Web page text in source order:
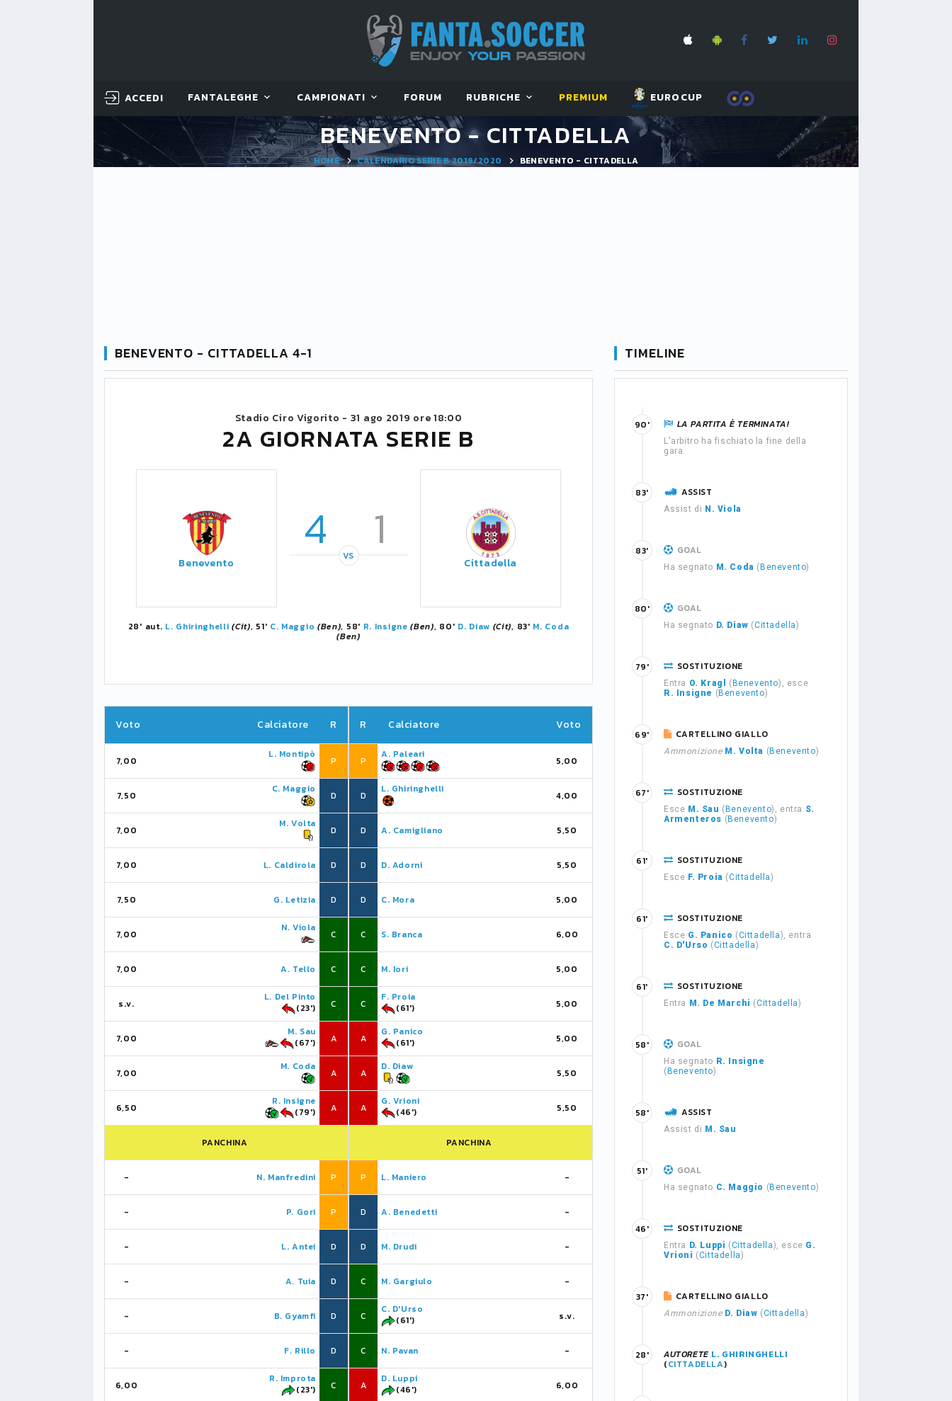
ACCEDI FANTALEGHE CAMPIONATI FORUM RUBRICHE PREMIUM EUROCUP
BENEVENTO - CITTADELLA
HOME CALENDARIO SERIE B 2019/2020 BENEVENTO - CITTADELLA
BENEVENTO - CITTADELLA 4-1
Stadio Ciro Vigorito - 31 ago 2019 ore 18:00
2A GIORNATA SERIE B
Benevento
4 1
VS Cittadella
28' aut. L. Ghiringhelli (Cit), 51' C. Maggio (Ben), 58' R. Insigne (Ben), 80' D. Diaw (Cit), 83' M. Coda
(Ben)
Voto Calciatore R
7,00
L. Montipò
P
7,50
C. Maggio
D
7,00
M. Volta
D
7,00 L. Caldirola D
7,50 G. Letizia D
7,00
N. Viola
C
7,00 A. Tello C
s.v.
L. Del Pinto
(23')
C
7,00
M. Sau
(67')
A
7,00
M. Coda
A
6,50
R. Insigne
(79')
A
PANCHINA
- N. Manfredini P
- P. Gori P
- L. Antei D
- A. Tuia D
- B. Gyamfi D
- F. Rillo D
6,00
R. Improta
(23')
C
R Calciatore Voto
P
A. Paleari
5,00
D
L. Ghiringhelli
4,00
D A. Camigliano 5,50
D D. Adorni 5,50
D C. Mora 5,00
C S. Branca 6,00
C M. Iori 5,00
C
F. Proia
(61')
5,00
A
G. Panico
(61')
5,00
A
D. Diaw
5,50
A
G. Vrioni
(46')
5,50
PANCHINA
P L. Maniero -
D A. Benedetti -
D M. Drudi -
C M. Gargiulo -
C
C. D'Urso
(61')
s.v.
C N. Pavan -
A
D. Luppi
(46')
6,00
TIMELINE
LA PARTITA È TERMINATA!
L'arbitro ha fischiato la fine della
gara.
90'
ASSIST
Assist di N. Viola
83'
GOAL
Ha segnato M. Coda ( Benevento)
83'
GOAL
Ha segnato D. Diaw (Cittadella)
80'
SOSTITUZIONE
Entra O. Kragl ( Benevento), esce
R. Insigne ( Benevento)
79'
CARTELLINO GIALLO
Ammonizione M. Volta ( Benevento)
69'
SOSTITUZIONE
Esce M. Sau ( Benevento), entra S.
Armenteros ( Benevento)
67'
SOSTITUZIONE
Esce F. Proia (Cittadella)
61'
SOSTITUZIONE
Esce G. Panico (Cittadella), entra
C. D'Urso (Cittadella)
61'
SOSTITUZIONE
Entra M. De Marchi (Cittadella)
61'
GOAL
Ha segnato R. Insigne
( Benevento)
58'
ASSIST
Assist di M. Sau
58'
GOAL
Ha segnato C. Maggio ( Benevento)
51'
SOSTITUZIONE
Entra D. Luppi (Cittadella), esce G.
Vrioni (Cittadella)
46'
CARTELLINO GIALLO
Ammonizione D. Diaw (Cittadella)
37'
AUTORETE L. GHIRINGHELLI
(CITTADELLA)
28'